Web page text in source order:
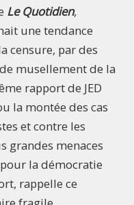
Le Quotidien,
une tendance
censure, par des
musellement de la
rapport de JED
la montée des cas
et contre les
grandes menaces
la démocratie
rappelle ce